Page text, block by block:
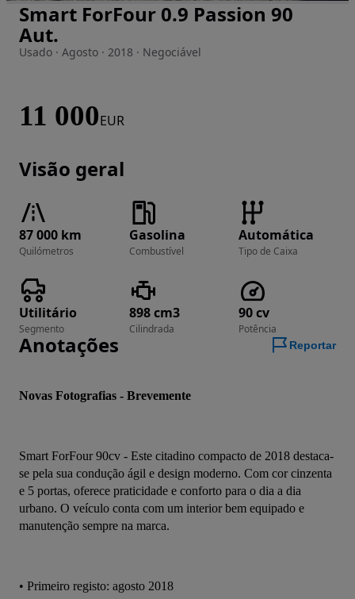
Imagem 1 de 6
Smart ForFour 0.9 Passion 90
Aut.
Usado · Agosto · 2018 · Negociável
11 000EUR
Visão geral
87 000 km
Quilómetros
Gasolina
Combustível
Automática
Tipo de Caixa
Utilitário
Segmento
898 cm3
Cilindrada
90 cv
Potência
Anotações Reportar
Novas Fotografias - Brevemente
Smart ForFour 90cv - Este citadino compacto de 2018 destaca-
se pela sua condução ágil e design moderno. Com cor cinzenta
e 5 portas, oferece praticidade e conforto para o dia a dia
urbano. O veículo conta com um interior bem equipado e
manutenção sempre na marca.
• Primeiro registo: agosto 2018